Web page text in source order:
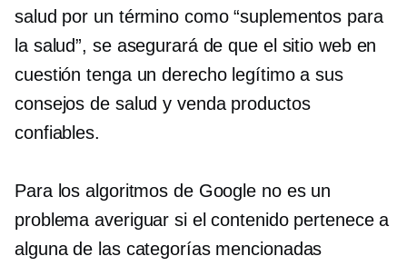
salud por un término como “suplementos para
la salud”, se asegurará de que el sitio web en
cuestión tenga un derecho legítimo a sus
consejos de salud y venda productos
confiables.
Para los algoritmos de Google no es un
problema averiguar si el contenido pertenece a
alguna de las categorías mencionadas